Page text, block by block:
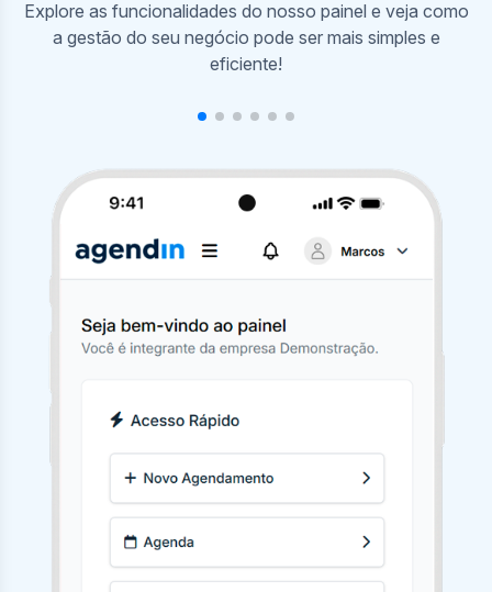
Em nosso painel, visualize sua agenda e a dos
profissionais por horários. Crie, edite e cancele
agendamentos com poucos cliques.